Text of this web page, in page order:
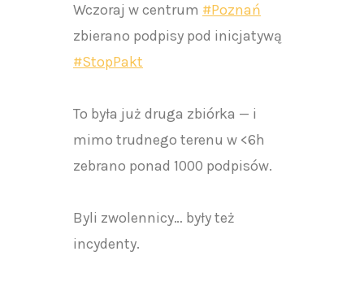
Wczoraj w centrum #Poznań
zbierano podpisy pod inicjatywą
#StopPakt
To była już druga zbiórka — i
mimo trudnego terenu w <6h
zebrano ponad 1000 podpisów.
Byli zwolennicy… były też
incydenty.